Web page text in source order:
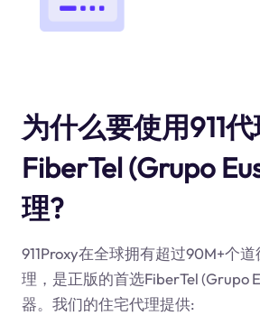
为什么要使用911
FiberTel (Grupo
理?
911Proxy在全球拥有超过90M+个
理，是正版的首选FiberTel (Grupo
器。我们的住宅代理提供: